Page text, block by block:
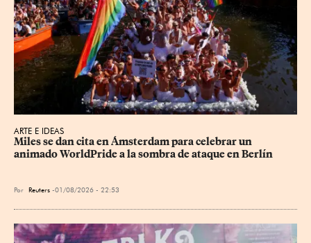
ARTE E IDEAS
Miles se dan cita en Ámsterdam para celebrar un
animado WorldPride a la sombra de ataque en Berlín
Por Reuters 01/08/2026 - 22:53